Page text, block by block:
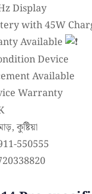
Display
with 45W
Available
Device
Available
Warranty
কুষ্টিয়া
550555